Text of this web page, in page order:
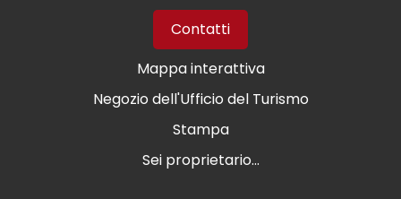
Contatti
Mappa interattiva
Negozio dell'Ufficio del Turismo
Stampa
Sei proprietario...